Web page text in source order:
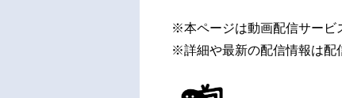
※本ページは動画配信サービ
※詳細や最新の配信情報は配